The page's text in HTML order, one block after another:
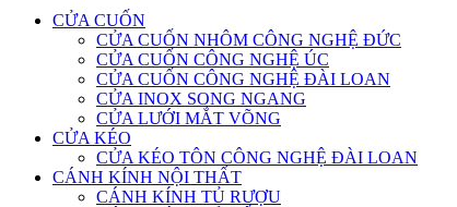
CỬA CUỐN
CỬA CUỐN NHÔM CÔNG NGHỆ ĐỨC
CỬA CUỐN CÔNG NGHỆ ÚC
CỬA CUỐN CÔNG NGHỆ ĐÀI LOAN
CỬA INOX SONG NGANG
CỬA LƯỚI MẮT VÕNG
CỬA KÉO
CỬA KÉO TÔN CÔNG NGHỆ ĐÀI LOAN
CÁNH KÍNH NỘI THẤT
CÁNH KÍNH TỦ RƯỢU